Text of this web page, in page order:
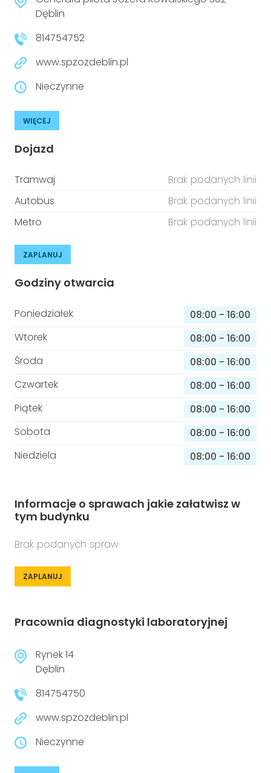
Dęblin
814754752
www.spzozdeblin.pl
Nieczynne
WIĘCEJ
Dojazd
Tramwaj
Brak podanych linii
Autobus
Brak podanych linii
Metro
Brak podanych linii
ZAPLANUJ
Godziny otwarcia
Poniedziałek 08:00 - 16:00
Wtorek
08:00 - 16:00
Środa
08:00 - 16:00
Czwartek
08:00 - 16:00
Piątek
08:00 - 16:00
Sobota
08:00 - 16:00
Niedziela
08:00 - 16:00
Informacje o sprawach jakie załatwisz w
tym budynku
Brak podanych spraw
ZAPLANUJ
Pracownia diagnostyki laboratoryjnej
Rynek 14
Dęblin
814754750
www.spzozdeblin.pl
Nieczynne